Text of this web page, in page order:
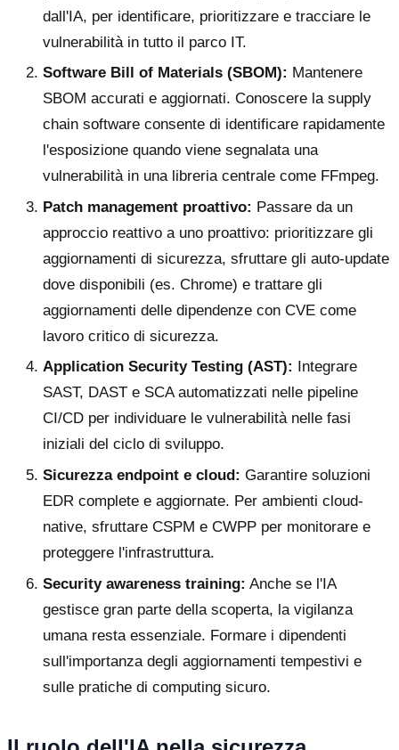
dall'IA, per identificare, prioritizzare e tracciare le
vulnerabilità in tutto il parco IT.
Software Bill of Materials (SBOM): Mantenere
SBOM accurati e aggiornati. Conoscere la supply
chain software consente di identificare rapidamente
l'esposizione quando viene segnalata una
vulnerabilità in una libreria centrale come FFmpeg.
Patch management proattivo: Passare da un
approccio reattivo a uno proattivo: prioritizzare gli
aggiornamenti di sicurezza, sfruttare gli auto-update
dove disponibili (es. Chrome) e trattare gli
aggiornamenti delle dipendenze con CVE come
lavoro critico di sicurezza.
Application Security Testing (AST):
Integrare
SAST, DAST e SCA automatizzati nelle pipeline
CI/CD per individuare le vulnerabilità nelle fasi
iniziali del ciclo di sviluppo.
Sicurezza endpoint e cloud: Garantire soluzioni
EDR complete e aggiornate. Per ambienti cloud-
native, sfruttare CSPM e CWPP per monitorare e
proteggere l'infrastruttura.
Security awareness training: Anche se l'IA
gestisce gran parte della scoperta, la vigilanza
umana resta essenziale. Formare i dipendenti
sull'importanza degli aggiornamenti tempestivi e
sulle pratiche di computing sicuro.